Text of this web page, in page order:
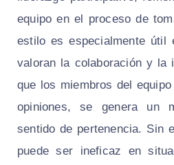
equipo en el proceso de
estilo es especialmente útil
valoran la colaboración y la
que los miembros del
opiniones, se genera un
sentido de pertenencia. Sin
puede ser ineficaz en